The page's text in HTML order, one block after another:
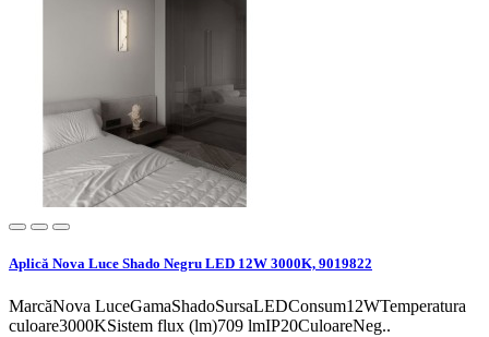
Aplică Nova Luce Shado Negru LED 12W 3000K, 9019822
MarcăNova LuceGamaShadoSursaLEDConsum12WTemperatura
culoare3000KSistem flux (lm)709 lmIP20CuloareNeg..